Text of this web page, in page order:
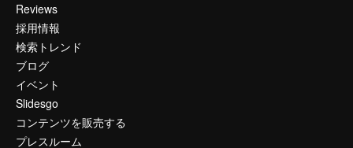
Reviews
採用情報
検索トレンド
ブログ
イベント
Slidesgo
コンテンツを販売する
プレスルーム